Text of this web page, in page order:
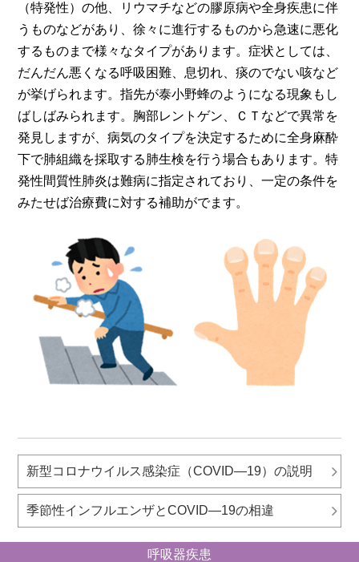
（特発性）の他、リウマチなどの膠原病や全身疾患に伴
うものなどがあり、徐々に進行するものから急速に悪化
するものまで様々なタイプがあります。症状としては、
だんだん悪くなる呼吸困難、息切れ、痰のでない咳など
が挙げられます。指先が泰小野蜂のようになる現象もし
ばしばみられます。胸部レントゲン、ＣＴなどで異常を
発見しますが、病気のタイプを決定するために全身麻酔
下で肺組織を採取する肺生検を行う場合もあります。特
発性間質性肺炎は難病に指定されており、一定の条件を
みたせば治療費に対する補助がでます。
新型コロナウイルス感染症（COVID―19）の説明
季節性インフルエンザとCOVID―19の相違
呼吸器疾患